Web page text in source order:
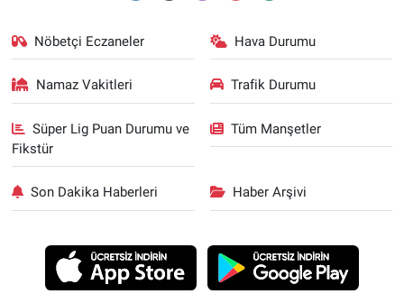
Nöbetçi Eczaneler Hava Durumu
Namaz Vakitleri Trafik Durumu
Süper Lig Puan Durumu ve
Fikstür
Tüm Manşetler
Son Dakika Haberleri Haber Arşivi